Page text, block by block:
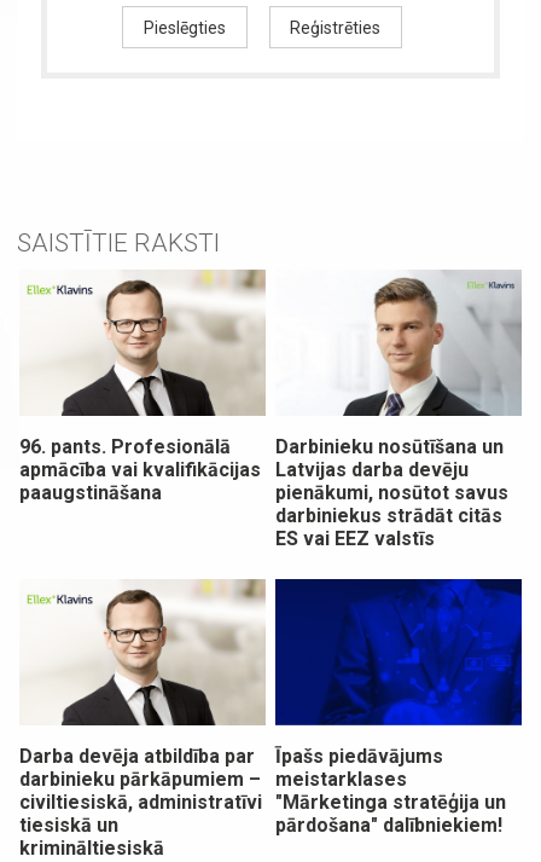
Pieslēgties Reģistrēties
SAISTĪTIE RAKSTI
96. pants. Profesionālā
apmācība vai kvalifikācijas
paaugstināšana
Darbinieku nosūtīšana un
Latvijas darba devēju
pienākumi, nosūtot savus
darbiniekus strādāt citās
ES vai EEZ valstīs
Darba devēja atbildība par
darbinieku pārkāpumiem –
civiltiesiskā, administratīvi
tiesiskā un
krimināltiesiskā
Īpašs piedāvājums
meistarklases
"Mārketinga stratēģija un
pārdošana" dalībniekiem!